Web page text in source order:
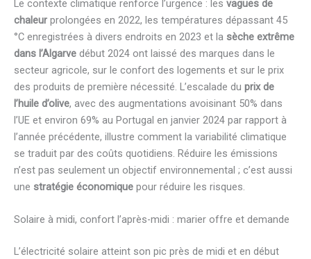
Le contexte climatique renforce l’urgence : les vagues de
chaleur prolongées en 2022, les températures dépassant 45
°C enregistrées à divers endroits en 2023 et la sèche extrême
dans l’Algarve début 2024 ont laissé des marques dans le
secteur agricole, sur le confort des logements et sur le prix
des produits de première nécessité. L’escalade du prix de
l’huile d’olive, avec des augmentations avoisinant 50% dans
l’UE et environ 69% au Portugal en janvier 2024 par rapport à
l’année précédente, illustre comment la variabilité climatique
se traduit par des coûts quotidiens. Réduire les émissions
n’est pas seulement un objectif environnemental ; c’est aussi
une stratégie économique pour réduire les risques.
Solaire à midi, confort l’après-midi : marier offre et demande
L’électricité solaire atteint son pic près de midi et en début